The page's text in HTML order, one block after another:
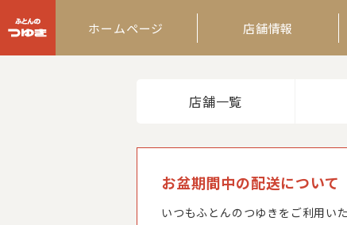
ホームページ 店舗情報
店舗一覧
お盆期間中の配送について
いつもふとんのつゆきをご利用い